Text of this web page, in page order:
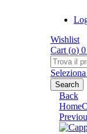
Wishlist
Cart (o) 0
Search
for:
Search
Back
Home